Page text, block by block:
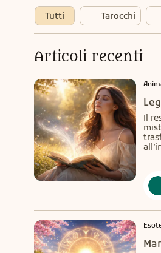
Tutti Tarocchi
Articoli recenti
Il